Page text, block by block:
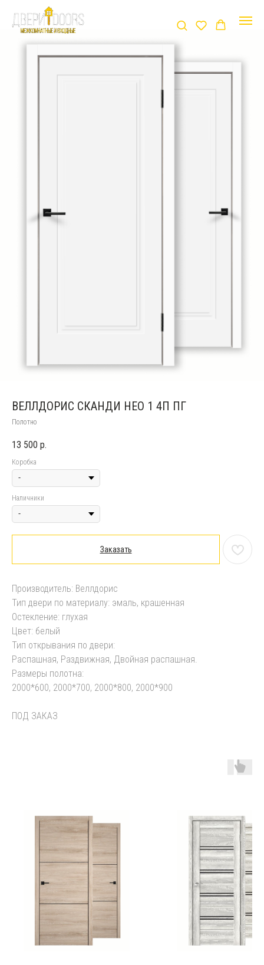
ВЕЛЛДОРИС СКАНДИ НЕО 1 4П ПГ
Полотно
13 500 р.
Коробка
Наличники
Заказать
Производитель: Веллдорис
Тип двери по материалу: эмаль, крашенная
Остекление: глухая
Цвет: белый
Тип открывания по двери:
Распашная, Раздвижная, Двойная распашная.
Размеры полотна:
2000*600, 2000*700, 2000*800, 2000*900
ПОД ЗАКАЗ